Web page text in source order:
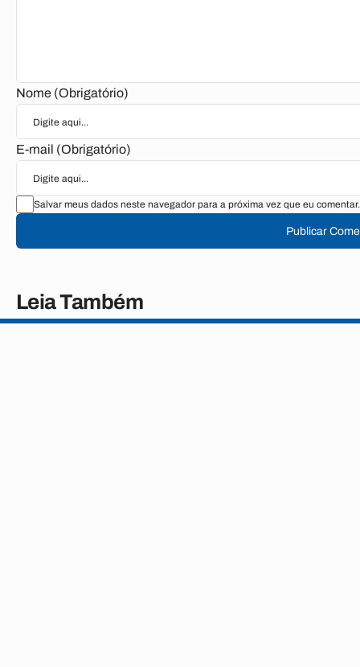
Nome (Obrigatório)
E-mail (Obrigatório)
Salvar meus dados neste navegador para a próxima vez que eu comentar.
Publicar
Leia Também